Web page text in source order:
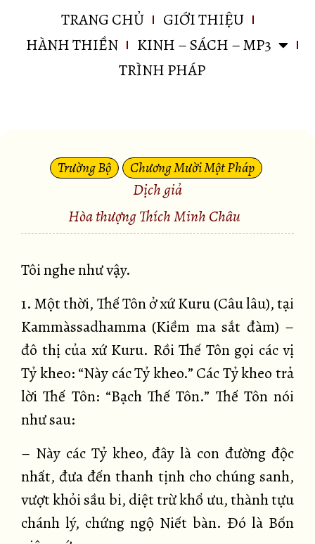
TRANG CHỦ
GIỚI THIỆU
HÀNH THIỀN
KINH – SÁCH – MP3
TRÌNH PHÁP
Trường Bộ Chương Mười Một Pháp
Dịch giả
Hòa thượng Thích Minh Châu
Tôi nghe như vậy.
1. Một thời, Thế Tôn ở xứ Kuru (Câu lâu), tại
Kammàssadhamma (Kiềm ma sắt đàm) –
đô thị của xứ Kuru. Rồi Thế Tôn gọi các vị
Tỷ kheo: “Này các Tỷ kheo.” Các Tỷ kheo trả
lời Thế Tôn: “Bạch Thế Tôn.” Thế Tôn nói
như sau:
– Này các Tỷ kheo, đây là con đường độc
nhất, đưa đến thanh tịnh cho chúng sanh,
vượt khỏi sầu bi, diệt trừ khổ ưu, thành tựu
chánh lý, chứng ngộ Niết bàn. Đó là Bốn